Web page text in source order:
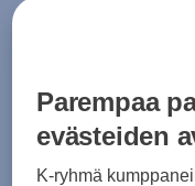
Parempaa
evästeiden
K-ryhmä